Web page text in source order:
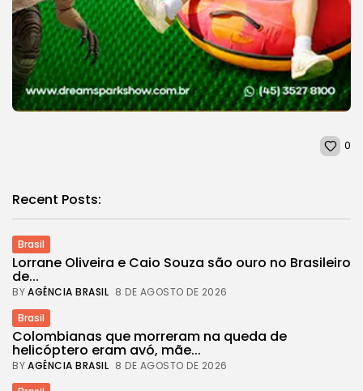
0
Recent Posts:
Brasil
Lorrane Oliveira e Caio Souza são ouro no Brasileiro
de...
BYAGÊNCIA BRASIL 8 DE AGOSTO DE 2026
Brasil
Colombianas que morreram na queda de
helicóptero eram avó, mãe...
BYAGÊNCIA BRASIL 8 DE AGOSTO DE 2026